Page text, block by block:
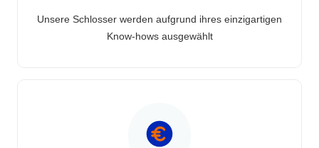
Unsere Schlosser werden aufgrund ihres einzigartigen
Know-hows ausgewählt